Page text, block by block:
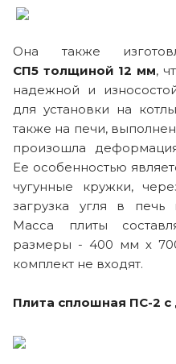
Она также
СП5 толщиной 12 мм,
надежной и
для установки на котлы
также на печи,
произошла
Ее особенностью
чугунные кружки,
загрузка угля в печь
Масса плиты
размеры - 400 мм х
комплект не входят.
Плита сплошная ПС-2